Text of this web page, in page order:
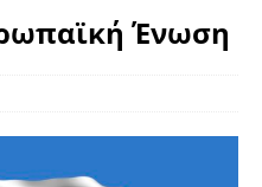
Ένωση